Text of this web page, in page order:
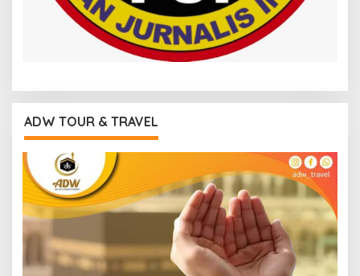
ADW TOUR & TRAVEL